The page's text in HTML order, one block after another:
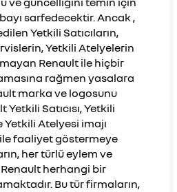
sarfedecektir. Ancak ,
Yetkili Satıcıların,
Yetkili Atelyelerin
Renault ile hiçbir
rağmen yasalara
marka ve logosunu
Satıcısı, Yetkili
Atelyesi imajı
faaliyet göstermeye
her türlü eylem ve
herhangi bir
Bu tür firmaların,